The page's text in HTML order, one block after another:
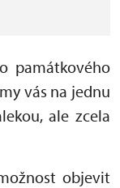
památkového
vás na jednu
ale zcela
objevit